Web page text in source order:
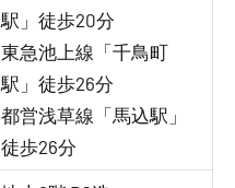
駅」徒歩20分
東急池上線「千鳥町
駅」徒歩26分
都営浅草線「馬込駅」
徒歩26分